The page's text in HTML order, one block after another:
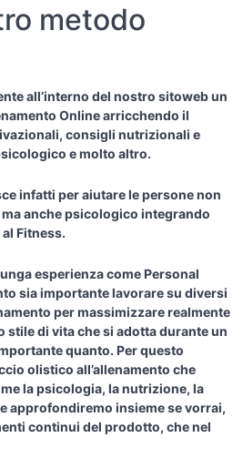
metodo
all’interno del nostro sitoweb un
Online arricchendo il
consigli nutrizionali e
e molto altro.
infatti per aiutare le persone non
anche psicologico integrando
Fitness.
esperienza come Personal
sia importante lavorare su diversi
per massimizzare realmente
stile di vita che si adotta durante un
quanto. Per questo
olistico all’allenamento che
la psicologia, la nutrizione, la
approfondiremo insieme se vorrai,
continui del prodotto, che nel